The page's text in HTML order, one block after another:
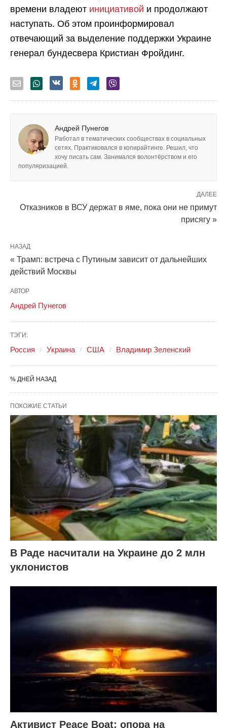
времени владеют инициативой и продолжают
наступать. Об этом проинформировал
отвечающий за выделение поддержки Украине
генерал бундесвера Кристиан Фройдинг.
Андрей Пунегов
Работал в тематических сообществах в социальных
сетях. Практиковался в копирайтинге. Решил, что
хочу писать сам. Занимался волонтёрством и его
популяризацией.
ДАЛЕЕ
Отказников в ВСУ держат в яме, пока они не примут
присягу »
НАЗАД
« Трамп: встреча с Путиным зависит от дальнейших
действий Москвы
АВТОР
Андрей Пунегов
ТЭГИ:
Россия Украина США Владимир Зеленский
% ДНЕЙ НАЗАД
ПОХОЖИЕ СТАТЬИ
В Раде насчитали на Украине до 2 млн
уклонистов
Активист Peace Boat: опора на